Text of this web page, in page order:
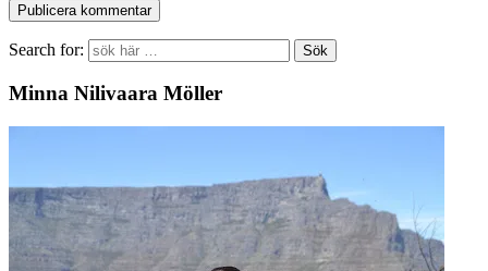
Search for:
Minna Nilivaara Möller